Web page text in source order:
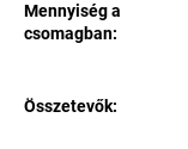
Mennyiség a
csomagban:
Összetevők: